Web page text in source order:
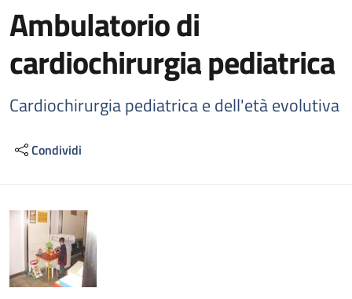
Ambulatorio di
cardiochirurgia pediatrica
Cardiochirurgia pediatrica e dell'età evolutiva
Condividi
Descrizione